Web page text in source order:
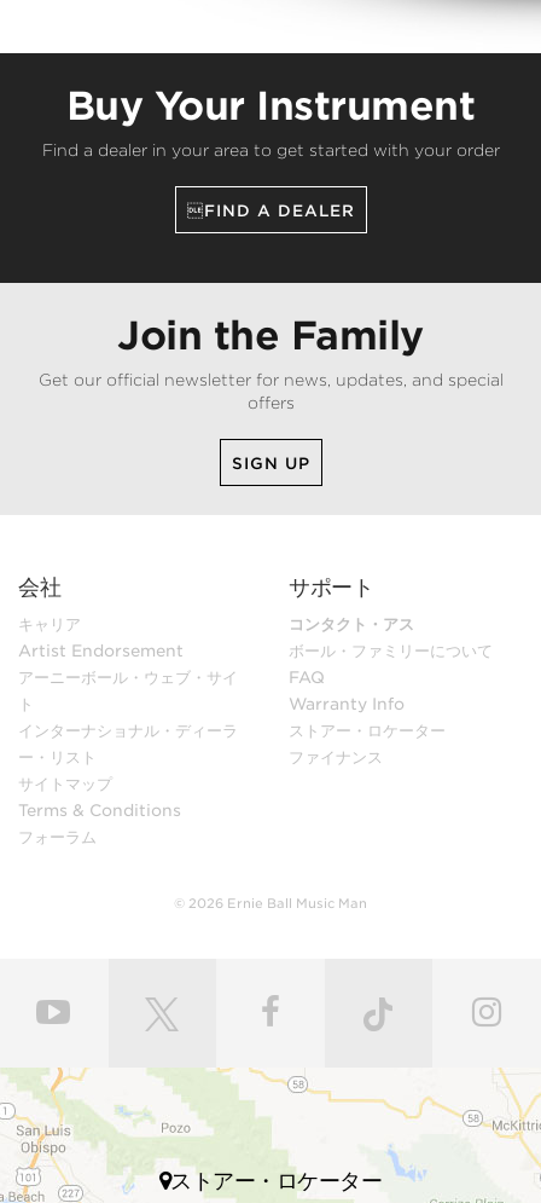
Buy Your Instrument
Find a dealer in your area to get started with your order
FIND A DEALER
Join the Family
Get our official newsletter for news, updates, and special
offers
SIGN UP
会社
キャリア
Artist Endorsement
アーニーボール・ウェブ・サイ
ト
インターナショナル・ディーラ
ー・リスト
サイトマップ
Terms & Conditions
フォーラム
サポート
コンタクト・アス
ボール・ファミリーについて
FAQ
Warranty Info
ストアー・ロケーター
ファイナンス
© 2026 Ernie Ball Music Man
ストアー・ロケーター